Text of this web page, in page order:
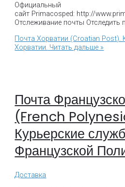
Официальный
сайт Primacosped: http://
Отслеживание почты Отследить
Почта Хорватии (Croatian Post).
Хорватии. Читать дальше »
Почта
(French
Курьерские
Французской
Доставка